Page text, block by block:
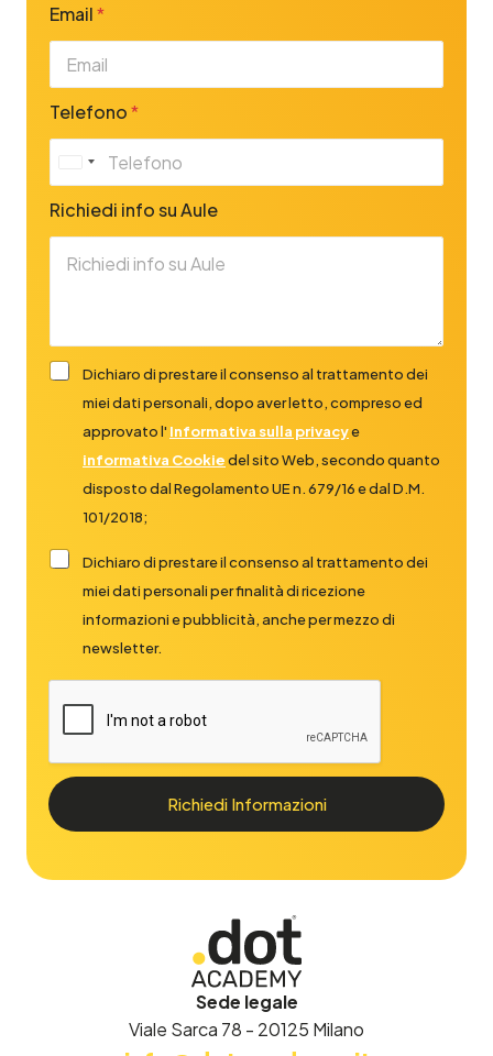
Email*
Telefono*
i
e
t
a
Richiedi info su Aule
Dichiaro di prestare il consenso al trattamento dei
miei dati personali, dopo aver letto, compreso ed
approvato l' Informativa sulla privacye
informativa Cookie
disposto dal Regolamento UE n. 679/16 e dal D.M.
101/2018;
Dichiaro di prestare il consenso al trattamento dei
miei dati personali per finalità di ricezione
informazioni e pubblicità, anche per mezzo di
newsletter.
Richiedi Informazioni
Sede legale
Viale Sarca 78 - 20125 Milano